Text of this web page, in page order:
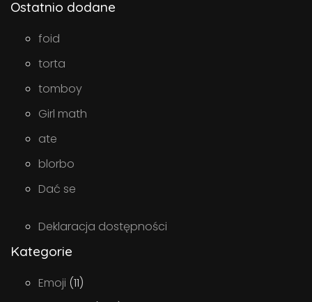
Ostatnio dodane
foid
torta
tomboy
Girl math
ate
blorbo
Dać se
Deklaracja dostępności
Kategorie
Emoji (11)